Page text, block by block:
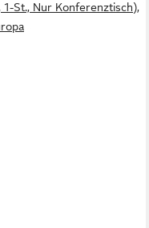
St., Nur Konferenztisch),